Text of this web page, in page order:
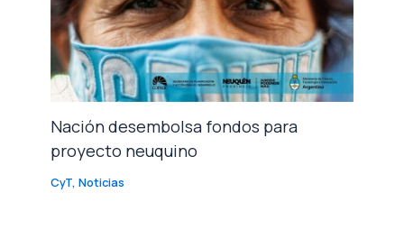
Nación desembolsa fondos para
proyecto neuquino
CyT,Noticias